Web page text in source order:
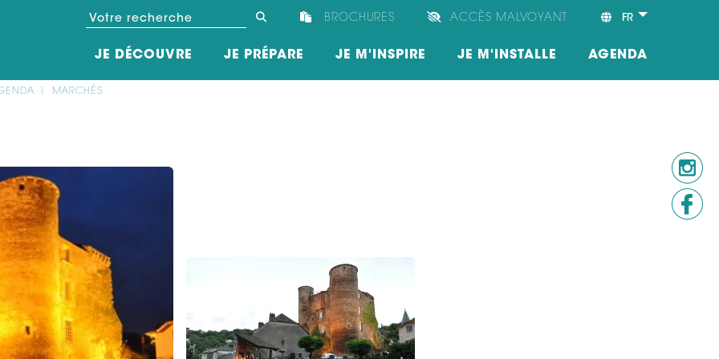
FR
ACCÈS MALVOYANT
BROCHURES
JE DÉCOUVRE JE PRÉPARE JE M'INSPIRE JE M'INSTALLE AGENDA
MARCHÉS